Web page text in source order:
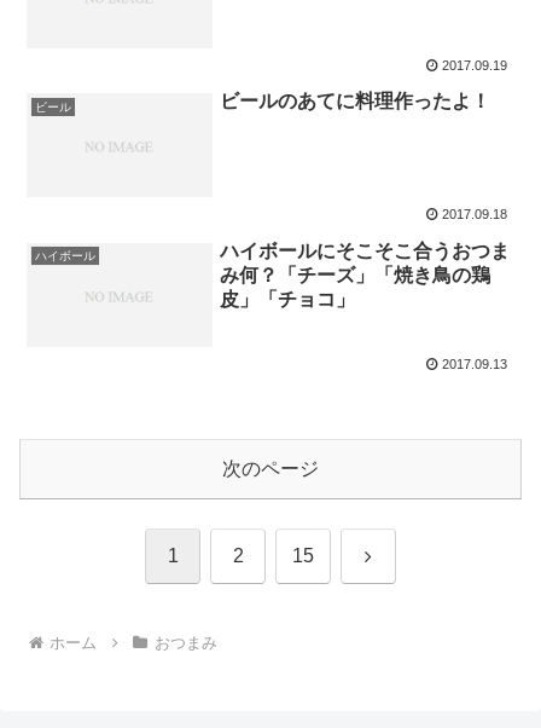
2017.09.19
ビール ビールのあてに料理作ったよ！
2017.09.18
ハイボール
ハイボールにそこそこ合うおつま
み何？「チーズ」「焼き鳥の鶏
皮」「チョコ」
2017.09.13
次のページ
1 2 15 次
ホーム おつまみ